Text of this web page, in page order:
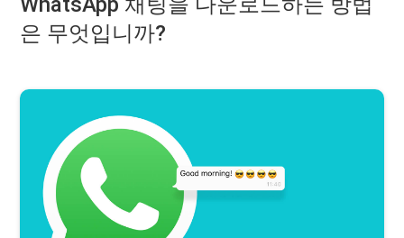
은 무엇입니까?